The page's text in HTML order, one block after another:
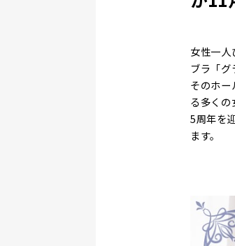
女性一
ブラ「グ
そのホ
る多くの
5周年を
ます。